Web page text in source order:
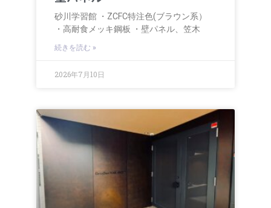
砂川学習館 ・ZCFC特注色(ブラウン系）
・高耐食メッキ鋼板 ・壁パネル、笠木
続きを読む »
2026年7月10日